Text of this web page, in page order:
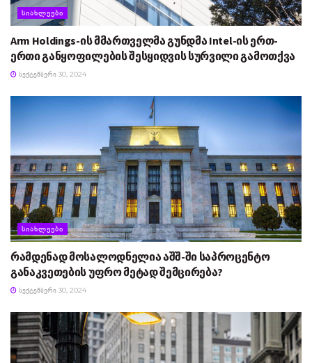
ᲡᲘᲐᲮᲚᲔᲔᲑᲘ
Arm Holdings-ის მმართველმა გუნდმა Intel-ის ერთ-
ერთი განყოფილების შესყიდვის სურვილი გამოთქვა
ᲡᲔᲥᲢᲔᲛᲑᲔᲠᲘ 30, 2024
ᲡᲘᲐᲮᲚᲔᲔᲑᲘ
რამდენად მოსალოდნელია აშშ-ში საპროცენტო
განაკვეთების უფრო მეტად შემცირება?
ᲡᲔᲥᲢᲔᲛᲑᲔᲠᲘ 30, 2024